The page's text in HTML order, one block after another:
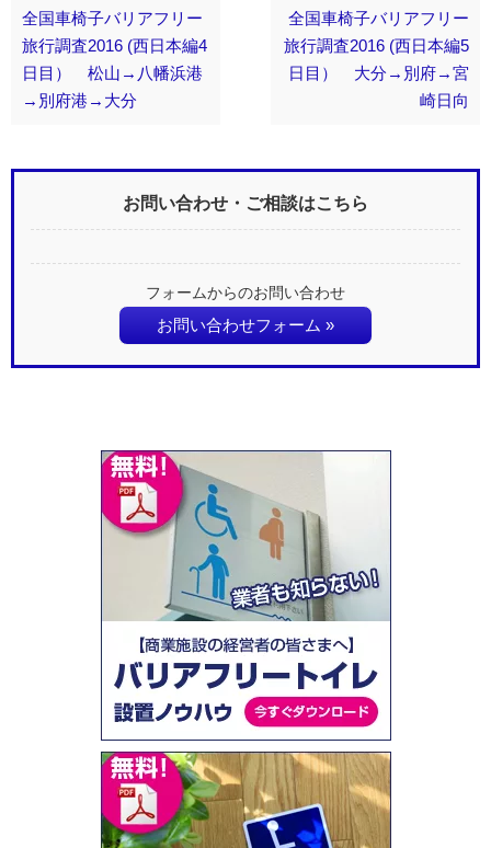
全国車椅子バリアフリー
旅行調査2016 (西日本編4
日目） 松山→八幡浜港
→別府港→大分
全国車椅子バリアフリー
旅行調査2016 (西日本編5
日目） 大分→別府→宮
崎日向
お問い合わせ・ご相談はこちら
フォームからのお問い合わせ
お問い合わせフォーム »